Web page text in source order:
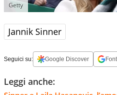
Getty
Jannik Sinner
Seguici su: Google Discover
Leggi anche: